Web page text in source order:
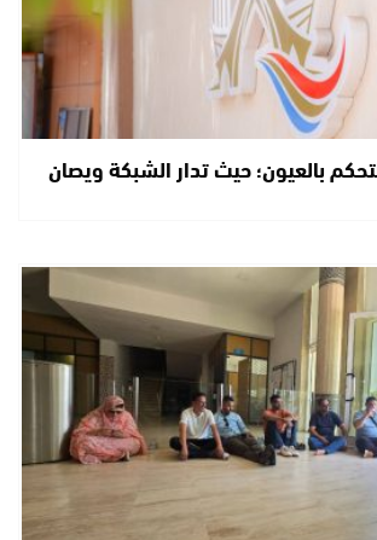
بالعيون؛ حيث تدار الشبكة ويصان